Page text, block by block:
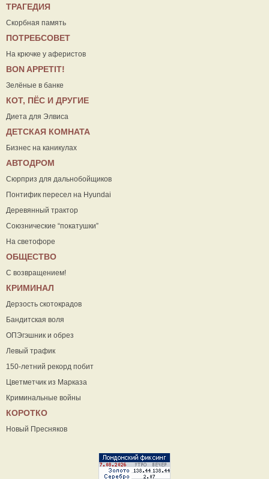
ТРАГЕДИЯ
Скорбная память
ПОТРЕБСОВЕТ
На крючке у аферистов
ВON APPETIT!
Зелёные в банке
КОТ, ПЁС И ДРУГИЕ
Диета для Элвиса
ДЕТСКАЯ КОМНАТА
Бизнес на каникулах
АВТОДРОМ
Сюрприз для дальнобойщиков
Понтифик пересел на Hyundai
Деревянный трактор
Союзнические “покатушки”
На светофоре
ОБЩЕСТВО
С возвращением!
КРИМИНАЛ
Дерзость скотокрадов
Бандитская воля
ОПЭгэшник и обрез
Левый трафик
150-летний рекорд побит
Цветметчик из Марказа
Криминальные войны
КОРОТКО
Новый Пресняков